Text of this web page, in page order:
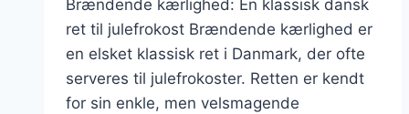
Brændende kærlighed: En klassisk dansk
ret til julefrokost Brændende kærlighed er
en elsket klassisk ret i Danmark, der ofte
serveres til julefrokoster. Retten er kendt
for sin enkle, men velsmagende